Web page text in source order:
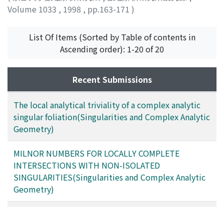
Volume 1033 , 1998 , pp.163-171 )
List Of Items (Sorted by Table of contents in
Ascending order): 1-20 of 20
Recent Submissions
The local analytical triviality of a complex analytic
singular foliation(Singularities and Complex Analytic
Geometry)
MILNOR NUMBERS FOR LOCALLY COMPLETE
INTERSECTIONS WITH NON-ISOLATED
SINGULARITIES(Singularities and Complex Analytic
Geometry)